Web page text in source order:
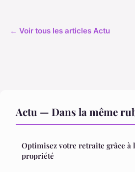
← Voir tous les articles Actu
Actu — Dans la même
Optimisez votre retraite grâce à
propriété